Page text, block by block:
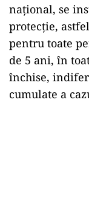
naţional, se
protecţie,
pentru toate
de 5 ani, în
închise,
cumulate a